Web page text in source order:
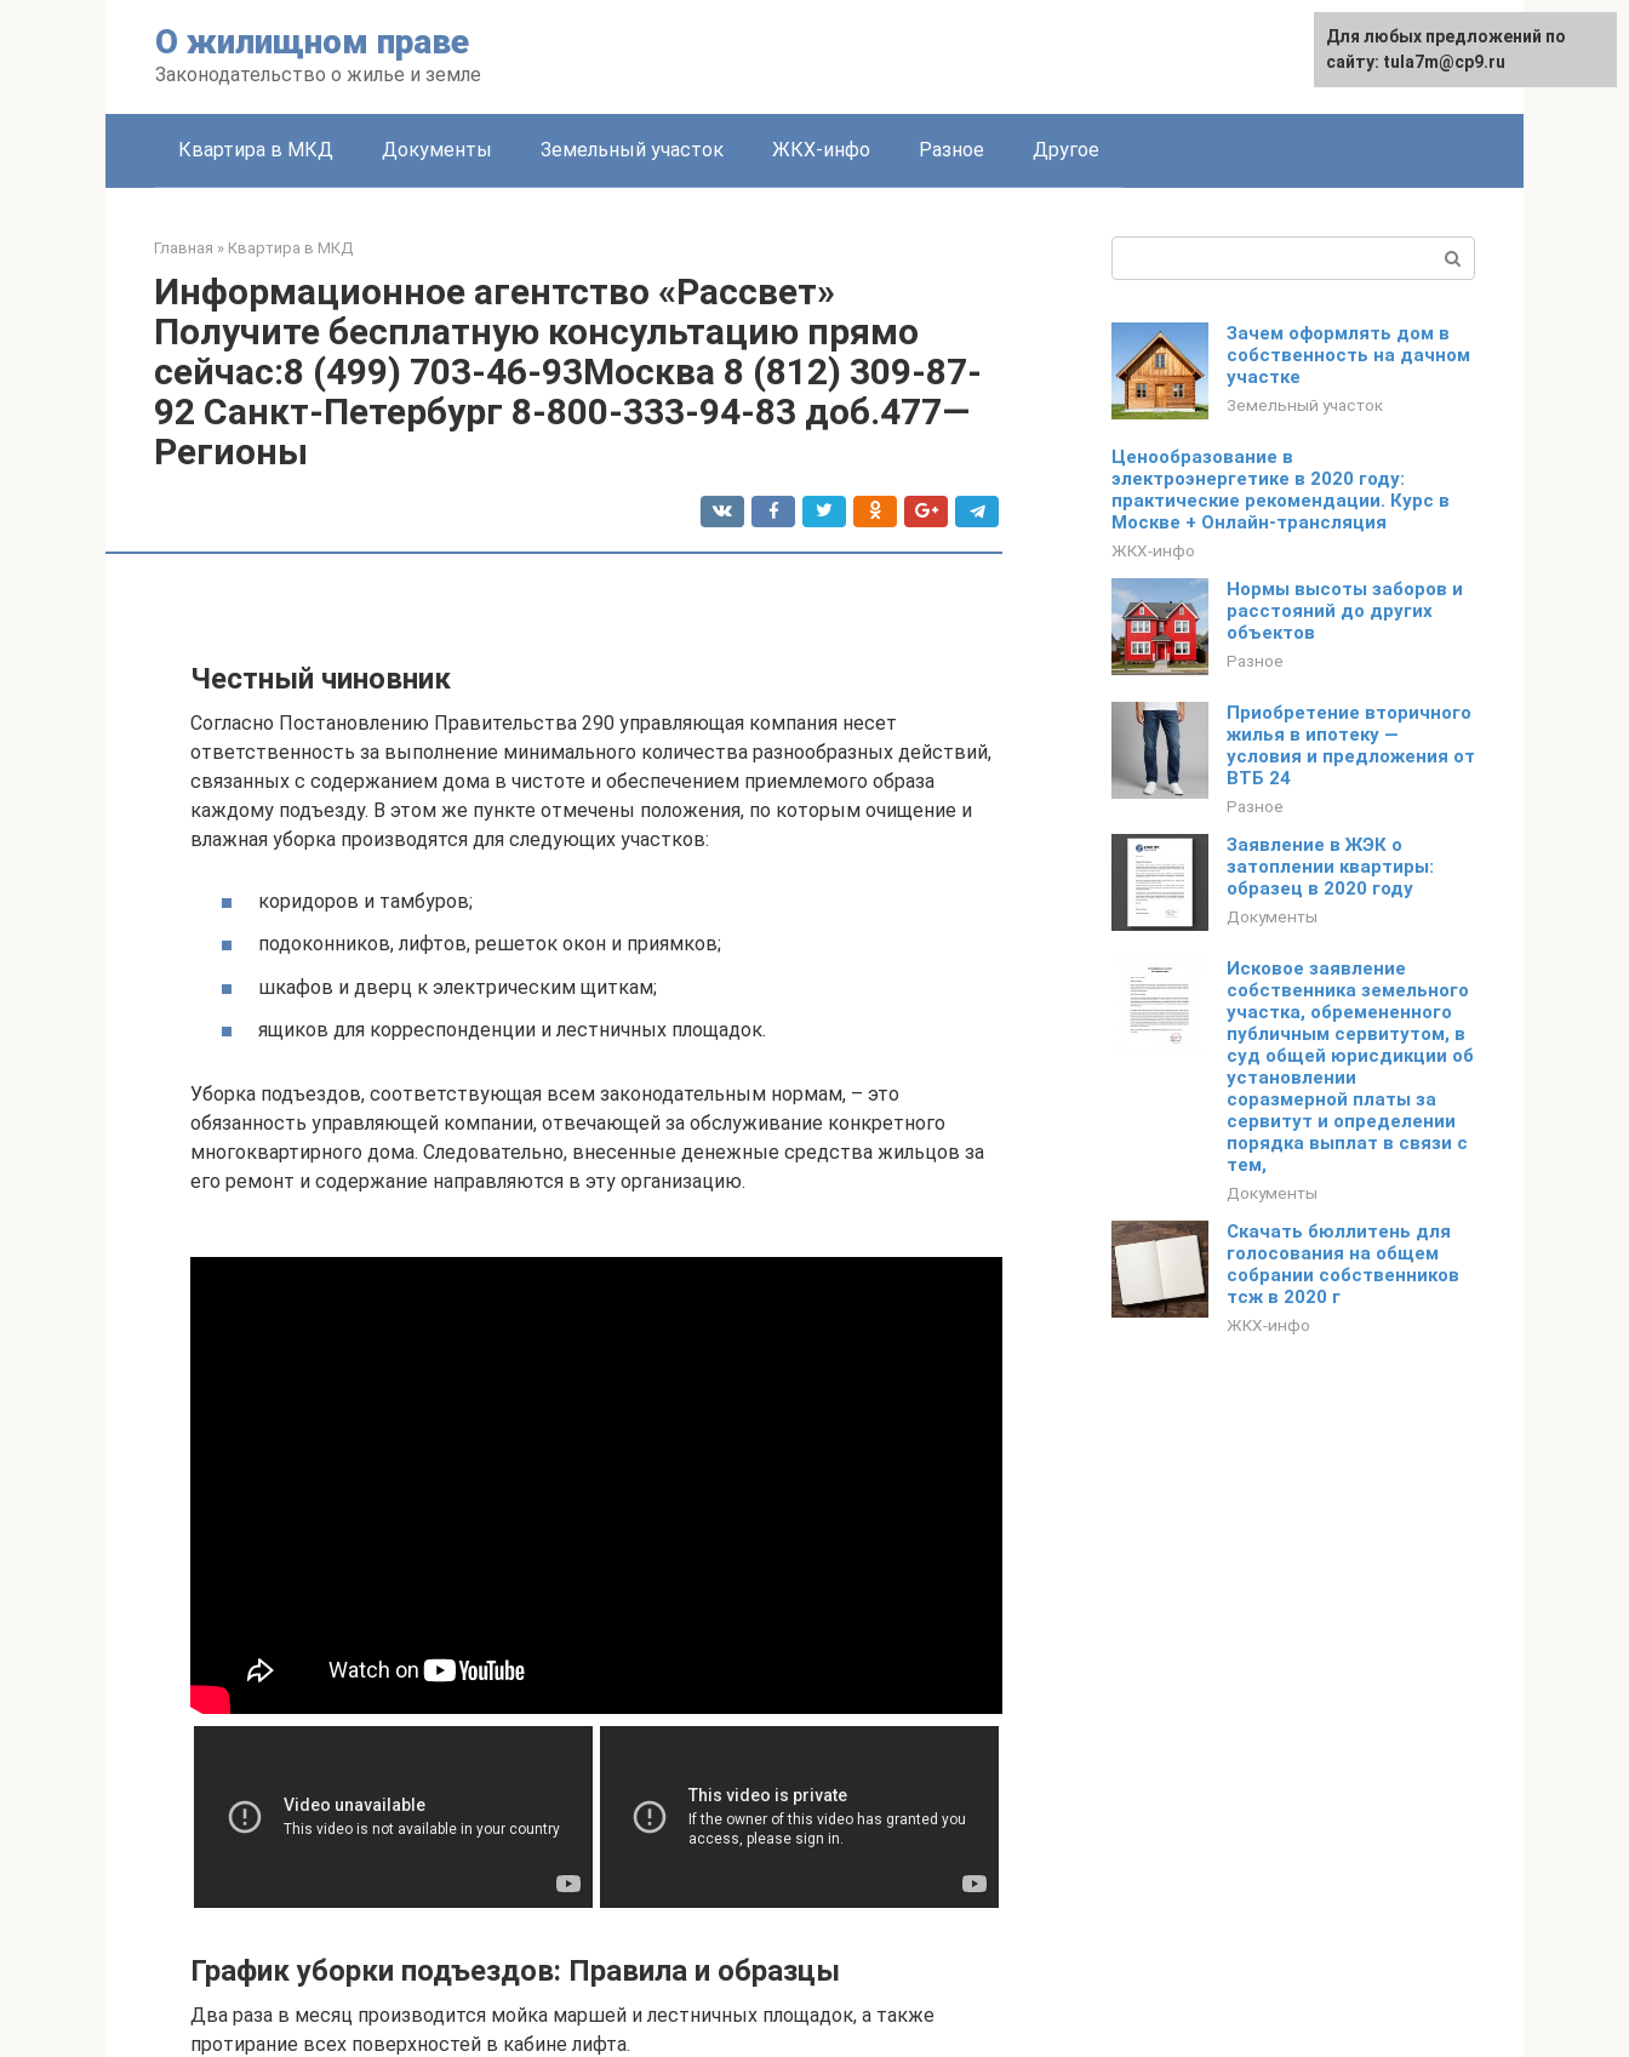
О жилищном праве
Законодательство о жилье и земле
Квартира в МКД Документы Земельный участок ЖКХ-инфо Разное Другое
Главная » Квартира в МКД
Информационное агентство «Рассвет»
Получите бесплатную консультацию прямо
сейчас:8 (499) 703-46-93Москва 8 (812) 309-87-
92 Санкт-Петербург 8-800-333-94-83 доб.477—
Регионы
Честный чиновник
Согласно Постановлению Правительства 290 управляющая компания несет
ответственность за выполнение минимального количества разнообразных действий,
связанных с содержанием дома в чистоте и обеспечением приемлемого образа
каждому подъезду. В этом же пункте отмечены положения, по которым очищение и
влажная уборка производятся для следующих участков:
коридоров и тамбуров;
подоконников, лифтов, решеток окон и приямков;
шкафов и дверц к электрическим щиткам;
ящиков для корреспонденции и лестничных площадок.
Уборка подъездов, соответствующая всем законодательным нормам, – это
обязанность управляющей компании, отвечающей за обслуживание конкретного
многоквартирного дома. Следовательно, внесенные денежные средства жильцов за
его ремонт и содержание направляются в эту организацию.
График уборки подъездов: Правила и образцы
Два раза в месяц производится мойка маршей и лестничных площадок, а также
протирание всех поверхностей в кабине лифта.
Зачем оформлять дом в
собственность на дачном
участке
Земельный участок
Ценообразование в
электроэнергетике в 2020 году:
практические рекомендации. Курс в
Москве + Онлайн-трансляция
ЖКХ-инфо
Нормы высоты заборов и
расстояний до других
объектов
Разное
Приобретение вторичного
жилья в ипотеку —
условия и предложения от
ВТБ 24
Разное
Заявление в ЖЭК о
затоплении квартиры:
образец в 2020 году
Документы
Исковое заявление
собственника земельного
участка, обремененного
публичным сервитутом, в
суд общей юрисдикции об
установлении
соразмерной платы за
сервитут и определении
порядка выплат в связи с
тем,
Документы
Скачать бюллитень для
голосования на общем
собрании собственников
тсж в 2020 г
ЖКХ-инфо
Для любых предложений по
сайту: tula7m@cp9.ru